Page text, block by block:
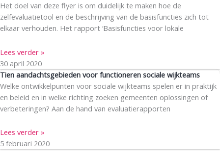
Het doel van deze flyer is om duidelijk te maken hoe de
zelfevaluatietool en de beschrijving van de basisfuncties zich tot
elkaar verhouden. Het rapport ‘Basisfuncties voor lokale
Lees verder »
30 april 2020
Tien aandachtsgebieden voor functioneren sociale wijkteams
Welke ontwikkelpunten voor sociale wijkteams spelen er in praktijk
en beleid en in welke richting zoeken gemeenten oplossingen of
verbeteringen? Aan de hand van evaluatierapporten
Lees verder »
5 februari 2020